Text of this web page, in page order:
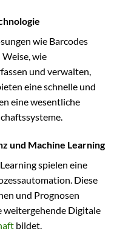
wie Barcodes
wie
und verwalten,
eine schnelle und
eine wesentliche
und Machine Learning
spielen eine
Diese
und Prognosen
weitergehende Digitale
bildet.